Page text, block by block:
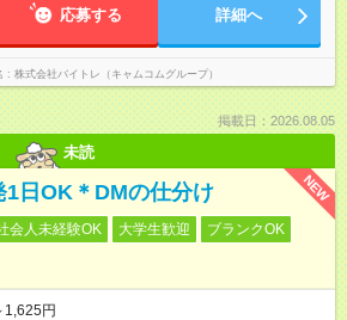
応募する 詳細へ
株式会社バイトレ（キャムコムグループ）
掲載日：2026.08.05
未読
NEW
1日OK＊DMの仕分け
会人未経験OK 大学生歓迎
ブランクOK
1,625円